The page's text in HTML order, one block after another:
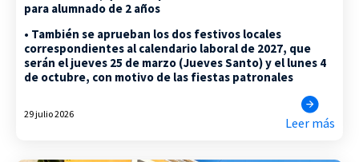
para alumnado de 2 años
• También se aprueban los dos festivos locales
correspondientes al calendario laboral de 2027, que
serán el jueves 25 de marzo (Jueves Santo) y el lunes 4
de octubre, con motivo de las fiestas patronales
29 julio 2026
Leer más